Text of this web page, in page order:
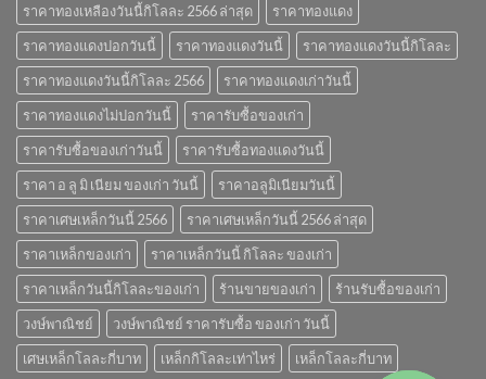
ราคาทองเหลืองวันนี้กิโลละ 2566 ล่าสุด
ราคาทองแดง
ราคาทองแดงปอกวันนี้
ราคาทองแดงวันนี้
ราคาทองแดงวันนี้กิโลละ
ราคาทองแดงวันนี้กิโลละ 2566
ราคาทองแดงเก่าวันนี้
ราคาทองแดงไม่ปอกวันนี้
ราคารับซื้อของเก่า
ราคารับซื้อของเก่าวันนี้
ราคารับซื้อทองแดงวันนี้
ราคา อ ลู มิ เนียม ของเก่า วันนี้
ราคาอลูมิเนียมวันนี้
ราคาเศษเหล็กวันนี้ 2566
ราคาเศษเหล็กวันนี้ 2566 ล่าสุด
ราคาเหล็กของเก่า
ราคาเหล็กวันนี้ กิโลละ ของเก่า
ราคาเหล็กวันนี้กิโลละของเก่า
ร้านขายของเก่า
ร้านรับซื้อของเก่า
วงษ์พาณิชย์
วงษ์พาณิชย์ ราคารับซื้อ ของเก่า วันนี้
เศษเหล็กโลละกี่บาท
เหล็กกิโลละเท่าไหร่ เหล็กโลละกี่บาท